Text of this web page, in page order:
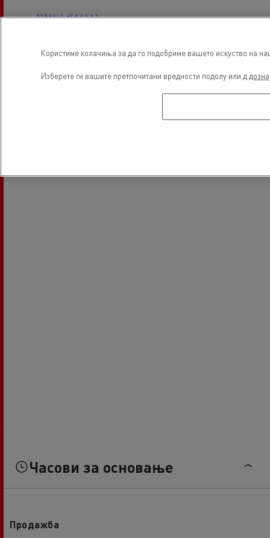
Electrical Vehicles
Часови за основање
Продажба
Користиме колачиња за да го подобриме вашето искуство на
Изберете ги вашите претпочитани вредности подолу или д